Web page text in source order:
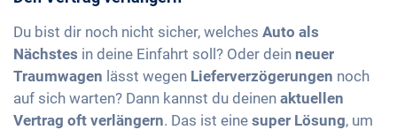
Du bist dir noch nicht sicher, welches Auto als
Nächstes in deine Einfahrt soll? Oder dein neuer
Traumwagen lässt wegen Lieferverzögerungen noch
auf sich warten? Dann kannst du deinen aktuellen
Vertrag oft verlängern. Das ist eine super Lösung, um